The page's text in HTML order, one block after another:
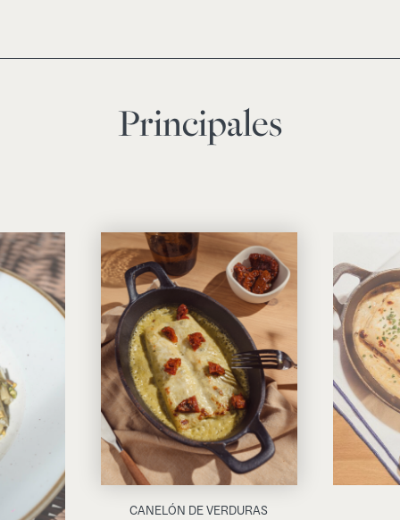
Principales
CANELÓN DE VERDURAS